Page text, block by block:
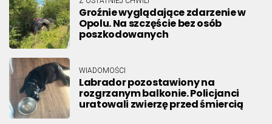
Groźnie wyglądające zdarzenie w
Opolu. Na szczęście bez osób
poszkodowanych
WIADOMOŚCI
Labrador pozostawiony na
rozgrzanym balkonie. Policjanci
uratowali zwierzę przed śmiercią